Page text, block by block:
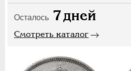
Осталось 7дней
Смотреть каталог